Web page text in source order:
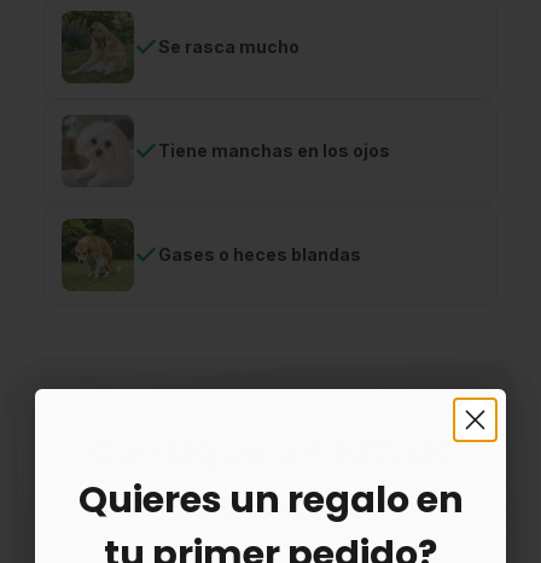
Se rasca mucho
Tiene manchas en los ojos
Gases o heces blandas
Consigue un 10% de
descuento
Quieres un regalo en